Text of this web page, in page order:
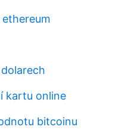
kartu online
bitcoinu